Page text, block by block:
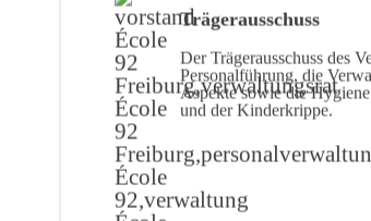
Trägerausschuss
Der Trägerausschuss des
Personalführung, die
Aspekte sowie die
und der Kinderkrippe.